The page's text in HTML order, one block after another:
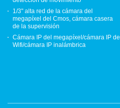
1/3" alta red de la cámara del
megapíxel del Cmos, cámara casera
de la supervisión
Cámara IP del megapíxel/cámara IP de
Wifi/cámara IP inalámbrica